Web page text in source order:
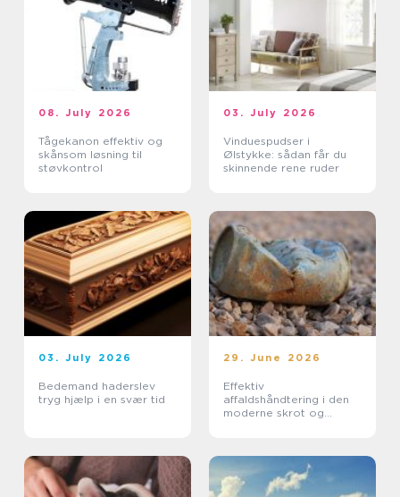
08. July 2026
Tågekanon effektiv og
skånsom løsning til
støvkontrol
03. July 2026
Vinduespudser i
Ølstykke: sådan får du
skinnende rene ruder
03. July 2026
Bedemand haderslev
tryg hjælp i en svær tid
29. June 2026
Effektiv
affaldshåndtering i den
moderne skrot og